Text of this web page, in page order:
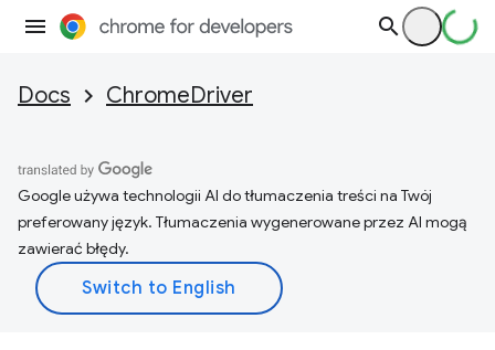
Docs ChromeDriver
Google używa technologii AI do tłumaczenia treści na Twój
preferowany język. Tłumaczenia wygenerowane przez AI mogą
zawierać błędy.